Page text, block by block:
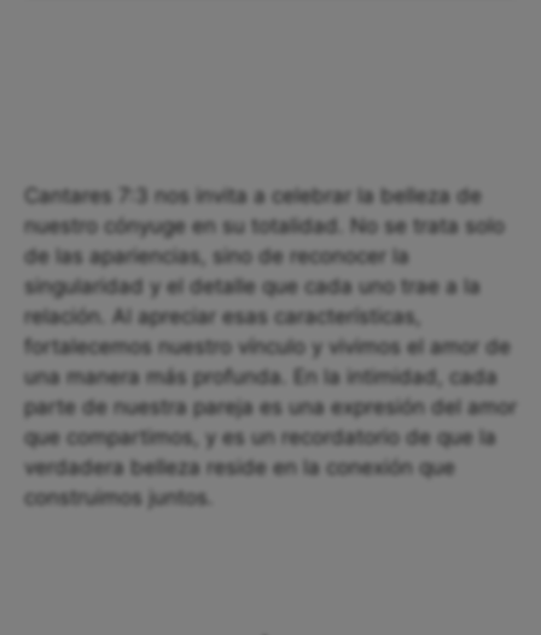
Cantares 7:3 nos invita a celebrar la belleza de
nuestro cónyuge en su totalidad. No se trata solo
de las apariencias, sino de reconocer la
singularidad y el detalle que cada uno trae a la
relación. Al apreciar esas características,
fortalecemos nuestro vínculo y vivimos el amor de
una manera más profunda. En la intimidad, cada
parte de nuestra pareja es una expresión del amor
que compartimos, y es un recordatorio de que la
verdadera belleza reside en la conexión que
construimos juntos.